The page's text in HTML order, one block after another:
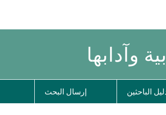
وآدابها
الباحثين إرسال البحث